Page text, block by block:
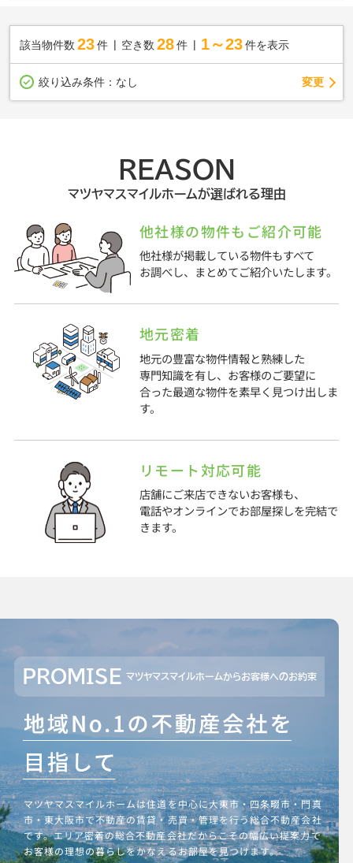
該当物件数 23件 空き数 28 件 1～23 件を表示
絞り込み条件： なし 変更
REASON
マツヤマスマイルホームが選ばれる理由
他社様の物件もご紹介可能
他社様が掲載している物件もすべて
お調べし、まとめてご紹介いたします。
地元密着
地元の豊富な物件情報と熟練した
専門知識を有し、お客様のご要望に
合った最適な物件を素早く見つけ出しま
す。
リモート対応可能
店舗にご来店できないお客様も、
電話やオンラインでお部屋探しを完結で
きます。
PROMISE マツヤマスマイルホームからお客様へのお約束
マツヤマスマイルホームは住道を中心に大東市・四条畷市・門真
市・東大阪市で不動産の賃貸・売買・管理を行う総合不動産会社
です。エリア密着の総合不動産会社だからこその幅広い提案力で
お客様の理想の暮らしをかなえるお部屋を見つけます。